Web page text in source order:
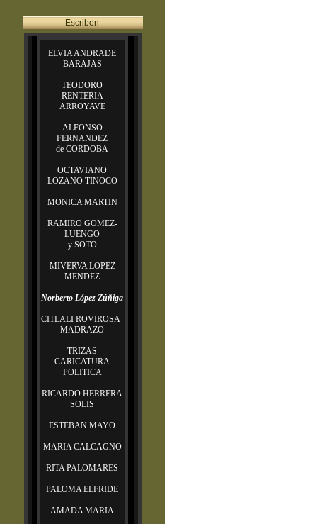
Escriben
ELVIA ANDRADE
BARAJAS
TEODORO
RENTERIA
ARROYAVE
ALFONSO
FERNANDEZ
de CORDOBA
OCTAVIANO
LOZANO TINOCO
MONICA MARTIN
RAMIRO GOMEZ-
LUENGO
y SOTO
MIVERVA LOPEZ
MENDEZ
Norberto López Zúñiga
CITLALI ROVIROSA-
MADRAZO
TRIZAS
CARICATURA
POLITICA
RICARDO HERRERA
SOLIS
ESTEBAN MAYO
MARIA CALCAGNO
RITA PALOMARES
PALOMA ELFRIDE
AMADA MARIA